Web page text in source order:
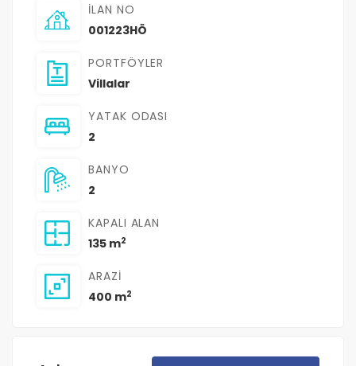
İLAN NO
001223HÖ
PORTFÖYLER
Villalar
YATAK ODASI
2
BANYO
2
KAPALI ALAN
135 m2
ARAZI
400 m2